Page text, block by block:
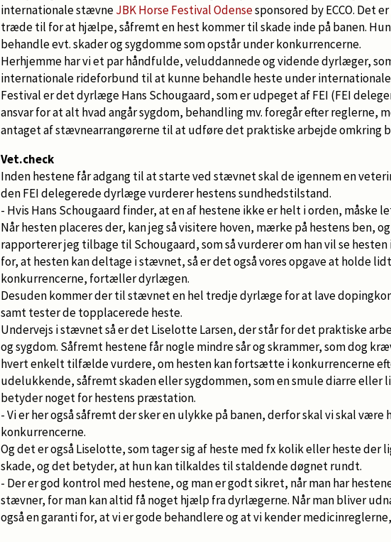
internationale stævneJBK Horse Festival Odensesponsored by ECCO. Det
træde til for at hjælpe, såfremt en hest kommer til skade inde på banen.
behandle evt. skader og sygdomme som opstår under konkurrencerne.
Herhjemme har vi et par håndfulde, veluddannede og vidende dyrlæger,
internationale rideforbund til at kunne behandle heste under internationale
Festival er det dyrlæge Hans Schougaard, som er udpeget af FEI (FEI
ansvar for at alt hvad angår sygdom, behandling mv. foregår efter reglerne,
antaget af stævnearrangørerne til at udføre det praktiske arbejde omkring
Vet.check
Inden hestene får adgang til at starte ved stævnet skal de igennem en
den FEI delegerede dyrlæge vurderer hestens sundhedstilstand.
- Hvis Hans Schougaard finder, at en af hestene ikke er helt i orden, måske
Når hesten placeres der, kan jeg så visitere hoven, mærke på hestens ben,
rapporterer jeg tilbage til Schougaard, som så vurderer om han vil se
for, at hesten kan deltage i stævnet, så er det også vores opgave at holde
konkurrencerne, fortæller dyrlægen.
Desuden kommer der til stævnet en hel tredje dyrlæge for at lave
samt tester de topplacerede heste.
Undervejs i stævnet så er det Liselotte Larsen, der står for det praktiske
og sygdom. Såfremt hestene får nogle mindre sår og skrammer, som dog
hvert enkelt tilfælde vurdere, om hesten kan fortsætte i konkurrencerne
udelukkende, såfremt skaden eller sygdommen, som en smule diarre
betyder noget for hestens præstation.
- Vi er her også såfremt der sker en ulykke på banen, derfor skal vi skal
konkurrencerne.
Og det er også Liselotte, som tager sig af heste med fx kolik eller heste der
skade, og det betyder, at hun kan tilkaldes til staldende døgnet rundt.
- Der er god kontrol med hestene, og man er godt sikret, når man har
stævner, for man kan altid få noget hjælp fra dyrlægerne. Når man bliver
også en garanti for, at vi er gode behandlere og at vi kender